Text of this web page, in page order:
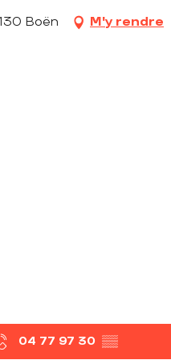
Boën M'y rendre
04 77 97 30 ▒▒